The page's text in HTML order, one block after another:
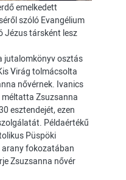
emelkedett
szóló Evangélium
Jézus társként lesz
jutalomkönyv osztás
Virág tolmácsolta
nővérnek. Ivanics
Zsuzsanna
esztendejét, ezen
Példaértékű
Püspöki
arany fokozatában
Zsuzsanna nővér